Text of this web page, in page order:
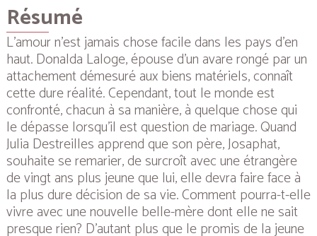
Résumé
L’amour n’est jamais chose facile dans les pays d’en
haut. Donalda Laloge, épouse d’un avare rongé par un
attachement démesuré aux biens matériels, connaît
cette dure réalité. Cependant, tout le monde est
confronté, chacun à sa manière, à quelque chose qui
le dépasse lorsqu’il est question de mariage. Quand
Julia Destreilles apprend que son père, Josaphat,
souhaite se remarier, de surcroît avec une étrangère
de vingt ans plus jeune que lui, elle devra faire face à
la plus dure décision de sa vie. Comment pourra-t-elle
vivre avec une nouvelle belle-mère dont elle ne sait
presque rien? D’autant plus que le promis de la jeune